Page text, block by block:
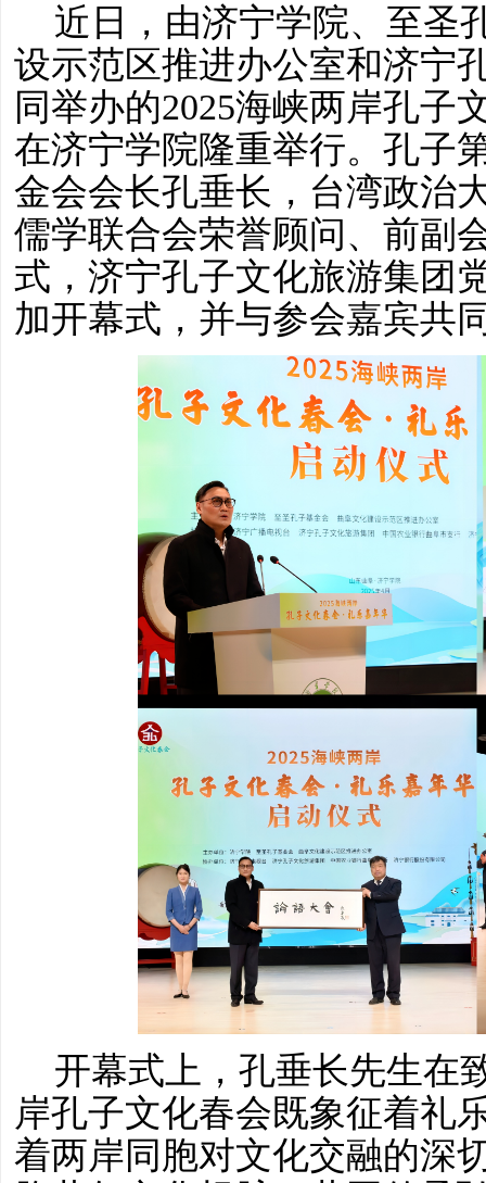
近日，由济宁学院、至圣
设示范区推进办公室和济宁
同举办的2025海峡两岸孔子
在济宁学院隆重举行。孔子
金会会长孔垂长，台湾政治
儒学联合会荣誉顾问、前副
式，济宁孔子文化旅游集团
加开幕式，并与参会嘉宾共
开幕式上，孔垂长先生在
岸孔子文化春会既象征着礼
着两岸同胞对文化交融的深